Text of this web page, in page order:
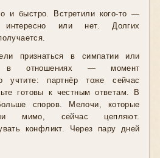
и быстро. Встретили кого-то —
интересно или нет. Долгих
признаться в симпатии или
в отношениях — момент
учтите: партнёр тоже сейчас
готовы к честным ответам. В
споров. Мелочи, которые
мимо, сейчас цепляют.
конфликт. Через пару дней